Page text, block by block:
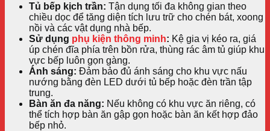
Tủ bếp kịch trần: Tận dụng tối đa không gian theo
chiều dọc để tăng diện tích lưu trữ cho chén bát, xoong
nồi và các vật dụng nhà bếp.
Sử dụng phụ kiện thông minh: Kệ gia vị kéo ra, giá
úp chén đĩa phía trên bồn rửa, thùng rác âm tủ giúp khu
vực bếp luôn gọn gàng.
Ánh sáng: Đảm bảo đủ ánh sáng cho khu vực nấu
nướng bằng đèn LED dưới tủ bếp hoặc đèn trần tập
trung.
Bàn ăn đa năng: Nếu không có khu vực ăn riêng, có
thể tích hợp bàn ăn gập gọn hoặc bàn ăn kết hợp đảo
bếp nhỏ.